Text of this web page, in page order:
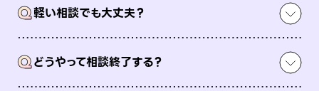
Q軽い相談でも大丈夫？
Qどうやって相談終了する？